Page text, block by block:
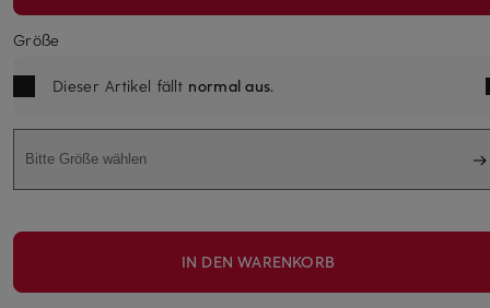
Größe
Dieser Artikel fällt normal aus.
Bitte Größe wählen
IN DEN WARENKORB